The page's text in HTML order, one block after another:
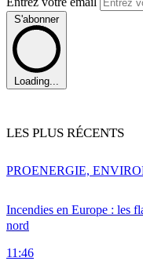
S'abonner
Loading...
LES PLUS RÉCENTS
Incendies en Europe : les
nord
11:46
PROENERGIE,